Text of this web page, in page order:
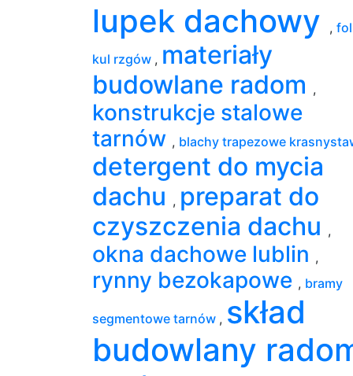
lupek dachowy , fol
kul rzgów , materiały
budowlane radom ,
konstrukcje stalowe
tarnów , blachy trapezowe
detergent do mycia
dachu , preparat do
czyszczenia dachu ,
okna dachowe lublin ,
rynny bezokapowe , bramy
segmentowe tarnów , skład
budowlany